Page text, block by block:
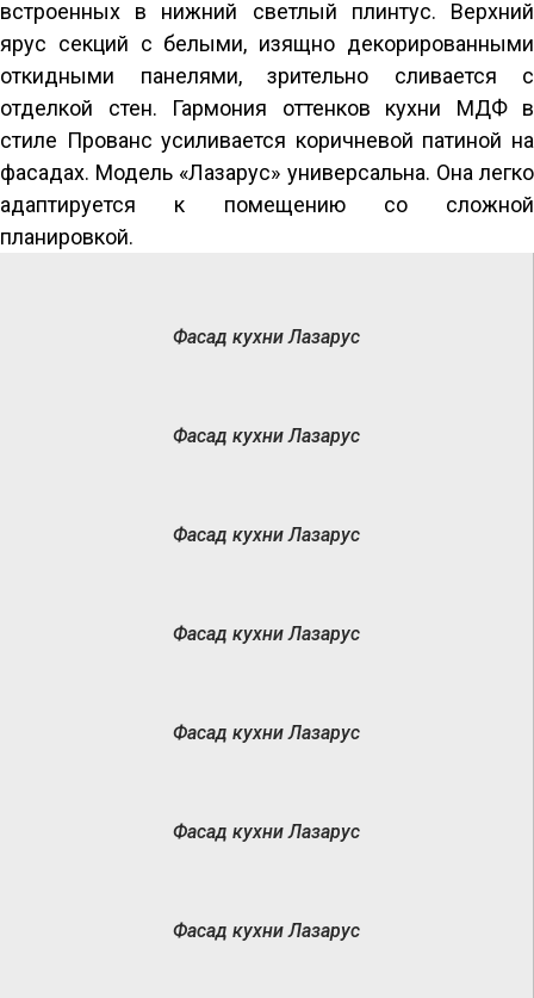
встроенных в нижний светлый плинтус. Верхний
ярус секций с белыми, изящно декорированными
откидными панелями, зрительно сливается с
отделкой стен. Гармония оттенков кухни МДФ в
стиле Прованс усиливается коричневой патиной на
фасадах. Модель «Лазарус» универсальна. Она легко
адаптируется к помещению со сложной
планировкой.
Фасад кухни Лазарус
Фасад кухни Лазарус
Фасад кухни Лазарус
Фасад кухни Лазарус
Фасад кухни Лазарус
Фасад кухни Лазарус
Фасад кухни Лазарус